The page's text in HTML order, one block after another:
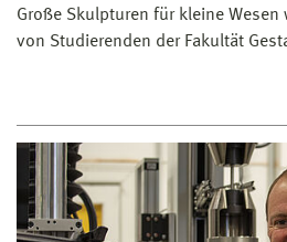
Große Skulpturen für kleine
von Studierenden der Fakultät